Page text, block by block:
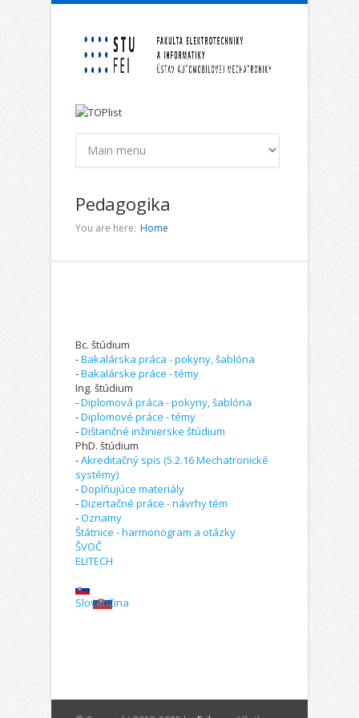
Skip to main content
Pedagogika
You are here: Home
Bc. štúdium
-Bakalárska práca - pokyny, šablóna
-Bakalárske práce - témy
Ing. štúdium
-Diplomová práca - pokyny, šablóna
-Diplomové práce - témy
-Dištančné inžinierske štúdium
PhD. štúdium
-Akreditačný spis (5.2.16 Mechatronické
systémy)
-Doplňujúce materiály
-Dizertačné práce - návrhy tém
-Oznamy
Štátnice - harmonogram a otázky
ŠVOČ
ELITECH
Slovenčina